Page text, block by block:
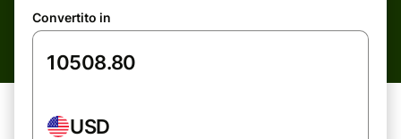
Convertito in
USD